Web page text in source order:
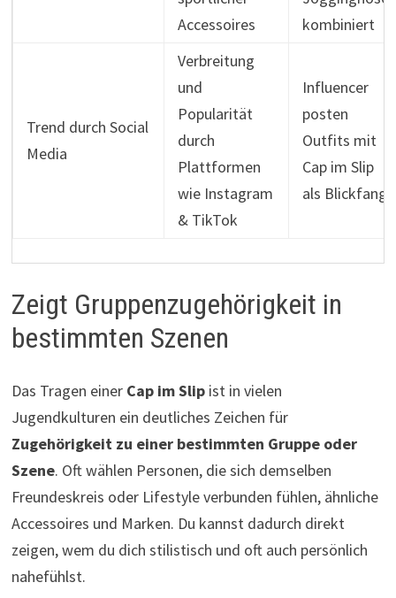
Accessoires
kombiniert
Trend durch Social
Media
Verbreitung
und
Popularität
durch
Plattformen
wie Instagram
& TikTok
Influencer
posten
Outfits mit
Cap im Slip
als Blickfang
Zeigt Gruppenzugehörigkeit in
bestimmten Szenen
Das Tragen einer Cap im Slipist in vielen
Jugendkulturen ein deutliches Zeichen für
Zugehörigkeit zu einer bestimmten Gruppe oder
Szene. Oft wählen Personen, die sich demselben
Freundeskreis oder Lifestyle verbunden fühlen, ähnliche
Accessoires und Marken. Du kannst dadurch direkt
zeigen, wem du dich stilistisch und oft auch persönlich
nahefühlst.